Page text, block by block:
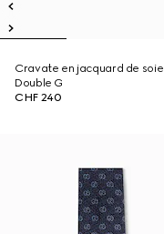
Cravate en jacquard de soie
Double G
CHF 240